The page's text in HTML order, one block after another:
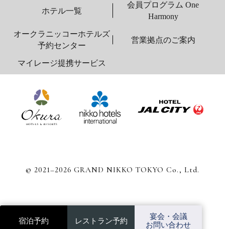
ホテル一覧
会員プログラム One
Harmony
オークラニッコーホテルズ
予約センター
営業拠点のご案内
マイレージ提携サービス
© 2021–2026 GRAND NIKKO TOKYO Co., Ltd.
宿泊予約 レストラン予約
宴会・会議
お問い合わせ